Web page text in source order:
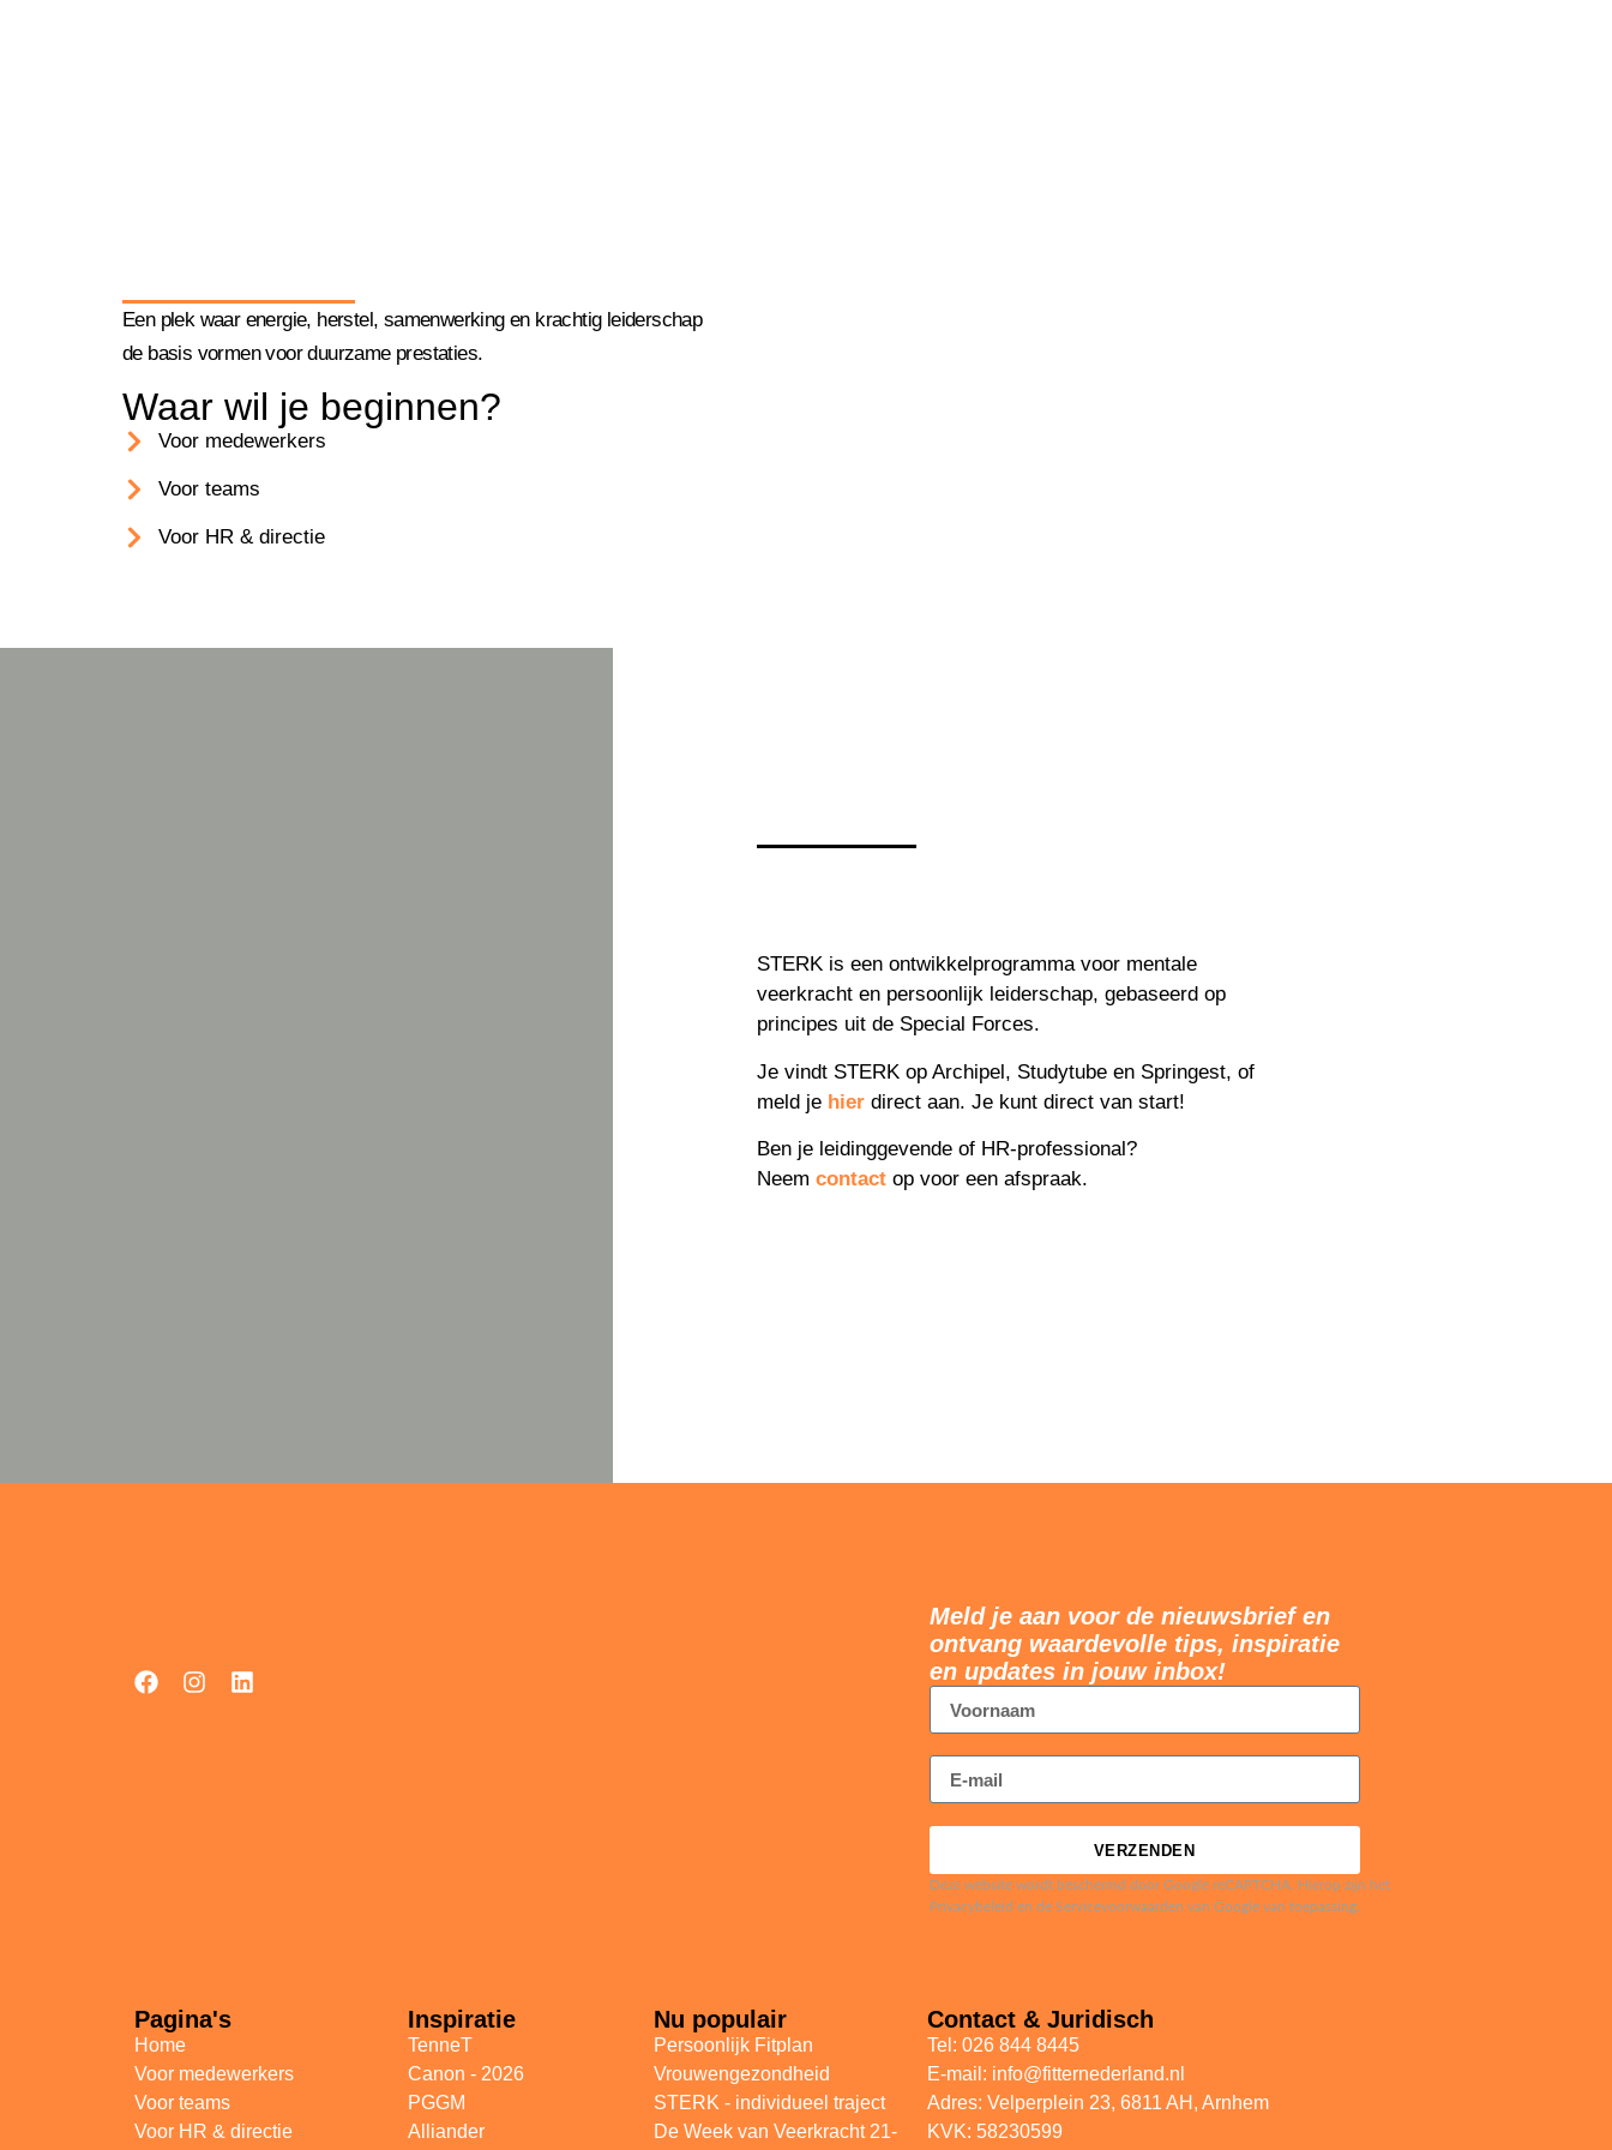
Een plek waar energie, herstel, samenwerking en krachtig leiderschap
de basis vormen voor duurzame prestaties.
Waar wil je beginnen?
Voor medewerkers
Voor teams
Voor HR & directie
STERK is een ontwikkelprogramma voor mentale
veerkracht en persoonlijk leiderschap, gebaseerd op
principes uit de Special Forces.
Je vindt STERK op Archipel, Studytube en Springest, of
meld je hierdirect aan. Je kunt direct van start!
Ben je leidinggevende of HR-professional?
Neem contactop voor een afspraak.
Meld je aan voor de nieuwsbrief en
ontvang waardevolle tips, inspiratie
en updates in jouw inbox!
VERZENDEN
Deze website wordt beschermd door Google reCAPTCHA. Hierop zijn het
Privacybeleid en de Servicevoorwaarden van Google van toepassing.
Pagina's
Home
Voor medewerkers
Voor teams
Voor HR & directie
Inspiratie
TenneT
Canon - 2026
PGGM
Alliander
Nu populair
Persoonlijk Fitplan
Vrouwengezondheid
STERK - individueel traject
De Week van Veerkracht 21-
Contact & Juridisch
Tel: 026 844 8445
E-mail: info@fitternederland.nl
Adres: Velperplein 23, 6811 AH, Arnhem
KVK: 58230599